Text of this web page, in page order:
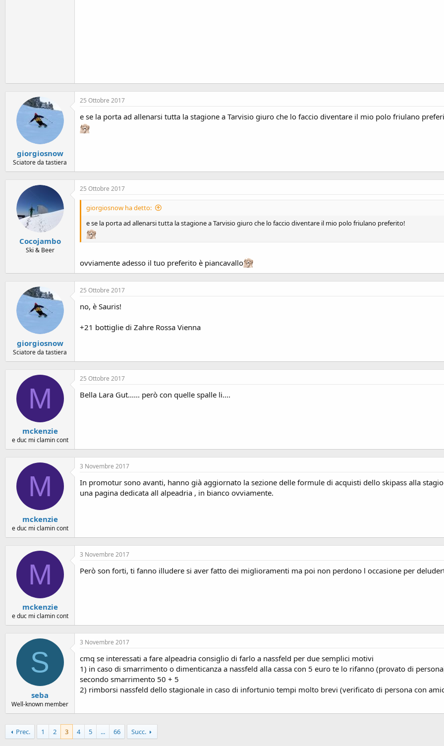
giorgiosnow
Sciatore da tastiera
25 Ottobre 2017
e se la porta ad allenarsi tutta la stagione a Tarvisio giuro che lo faccio diventare il mio polo friulano
Cocojambo
Ski & Beer
25 Ottobre 2017
giorgiosnow ha detto:
e se la porta ad allenarsi tutta la stagione a Tarvisio giuro che lo faccio diventare il mio polo friulano preferito!
ovviamente adesso il tuo preferito è piancavallo
giorgiosnow
Sciatore da tastiera
25 Ottobre 2017
no, è Sauris!
+21 bottiglie di Zahre Rossa Vienna
M
mckenzie
e duc mi clamin cont
25 Ottobre 2017
Bella Lara Gut...... però con quelle spalle li....
M
mckenzie
e duc mi clamin cont
3 Novembre 2017
In promotur sono avanti, hanno già aggiornato la sezione delle formule di acquisti dello skipass alla
una pagina dedicata all alpeadria , in bianco ovviamente.
M
mckenzie
e duc mi clamin cont
3 Novembre 2017
Però son forti, ti fanno illudere si aver fatto dei miglioramenti ma poi non perdono l occasione per
S
seba
Well-known member
3 Novembre 2017
cmq se interessati a fare alpeadria consiglio di farlo a nassfeld per due semplici motivi
1) in caso di smarrimento o dimenticanza a nassfeld alla cassa con 5 euro te lo rifanno (provato di
secondo smarrimento 50 + 5
2) rimborsi nassfeld dello stagionale in caso di infortunio tempi molto brevi (verificato di persona con
Prec. 1 2 3 4 5 ... 66 Succ.